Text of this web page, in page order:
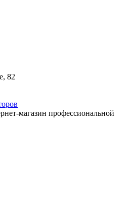
82
магазин профессиональной